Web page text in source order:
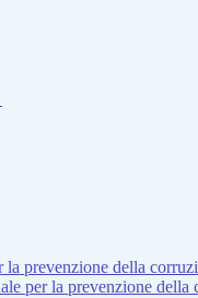
la prevenzione della
per la prevenzione